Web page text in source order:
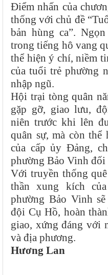
Điểm nhấn của
thống với chủ đề
bản hùng ca”.
trong tiếng hô vang
thể hiện ý chí, niềm
của tuổi trẻ phường
nhập ngũ.
Hội trại tòng quân
gặp gỡ, giao lưu,
niên trước khi lên
quân sự, mà còn thể
của cấp ủy Đảng,
phường Bảo Vinh đối
Với truyền thống
thần xung kích
phường Bảo Vinh
đội Cụ Hồ, hoàn
giao, xứng đáng với
và địa phương.
Hương Lan